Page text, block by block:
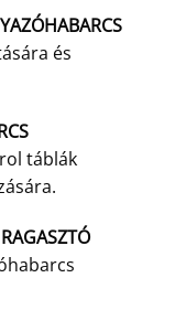
és
táblák